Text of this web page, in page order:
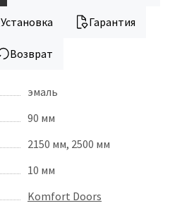
Установка Гарантия
Возврат
эмаль
90 мм
2150 мм, 2500 мм
10 мм
Komfort Doors